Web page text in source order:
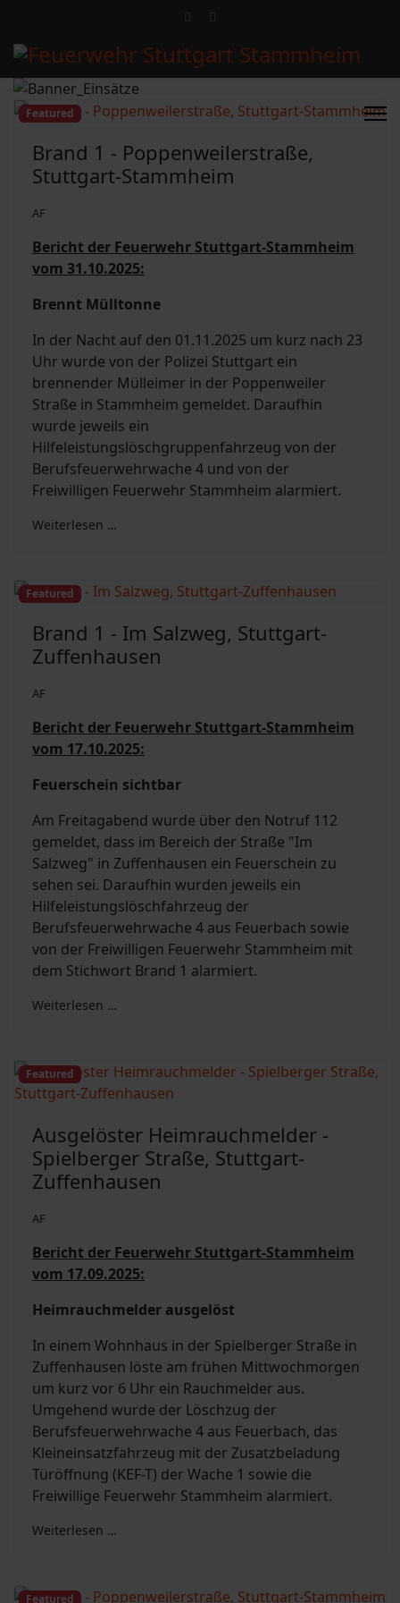
Featured
Brand 1 - Poppenweilerstraße,
Stuttgart-Stammheim
AF
Bericht der Feuerwehr Stuttgart-Stammheim
vom 31.10.2025:
Brennt Mülltonne
In der Nacht auf den 01.11.2025 um kurz nach 23
Uhr wurde von der Polizei Stuttgart ein
brennender Mülleimer in der Poppenweiler
Straße in Stammheim gemeldet. Daraufhin
wurde jeweils ein
Hilfeleistungslöschgruppenfahrzeug von der
Berufsfeuerwehrwache 4 und von der
Freiwilligen Feuerwehr Stammheim alarmiert.
Weiterlesen …
Featured
Brand 1 - Im Salzweg, Stuttgart-
Zuffenhausen
AF
Bericht der Feuerwehr Stuttgart-Stammheim
vom 17.10.2025:
Feuerschein sichtbar
Am Freitagabend wurde über den Notruf 112
gemeldet, dass im Bereich der Straße "Im
Salzweg" in Zuffenhausen ein Feuerschein zu
sehen sei. Daraufhin wurden jeweils ein
Hilfeleistungslöschfahrzeug der
Berufsfeuerwehrwache 4 aus Feuerbach sowie
von der Freiwilligen Feuerwehr Stammheim mit
dem Stichwort Brand 1 alarmiert.
Weiterlesen …
Featured
Ausgelöster Heimrauchmelder -
Spielberger Straße, Stuttgart-
Zuffenhausen
AF
Bericht der Feuerwehr Stuttgart-Stammheim
vom 17.09.2025:
Heimrauchmelder ausgelöst
In einem Wohnhaus in der Spielberger Straße in
Zuffenhausen löste am frühen Mittwochmorgen
um kurz vor 6 Uhr ein Rauchmelder aus.
Umgehend wurde der Löschzug der
Berufsfeuerwehrwache 4 aus Feuerbach, das
Kleineinsatzfahrzeug mit der Zusatzbeladung
Türöffnung (KEF-T) der Wache 1 sowie die
Freiwillige Feuerwehr Stammheim alarmiert.
Weiterlesen …
Featured